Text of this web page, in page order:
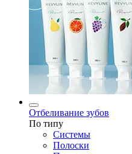
Отбеливание зубов
По типу
Системы
Полоски